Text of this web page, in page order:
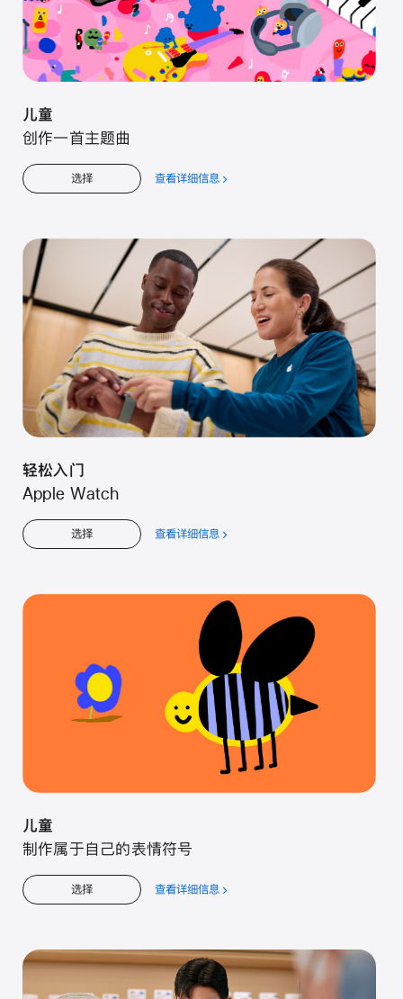
儿童
创作一首主题曲
选择 查看详细信息 关
轻松入门
Apple Watch
选择 查看详细信息 关
儿童
制作属于自己的表情符号
选择 查看详细信息 关